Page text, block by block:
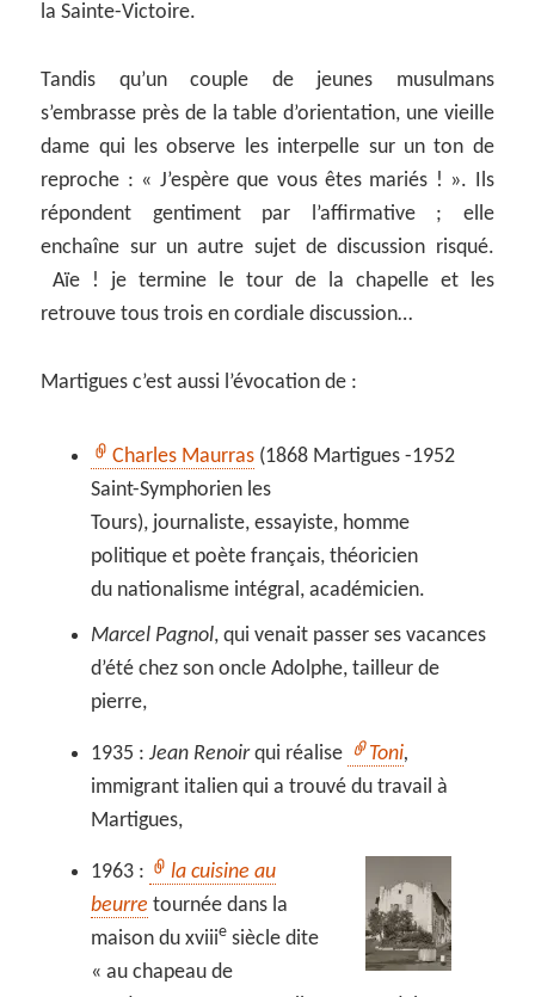
la Sainte-Victoire.
Tandis qu’un couple de jeunes musulmans
s’embrasse près de la table d’orientation, une vieille
dame qui les observe les interpelle sur un ton de
reproche : « J’espère que vous êtes mariés ! ». Ils
répondent gentiment par l’affirmative ; elle
enchaîne sur un autre sujet de discussion risqué.
Aïe ! je termine le tour de la chapelle et les
retrouve tous trois en cordiale discussion…
Martigues c’est aussi l’évocation de :
Charles Maurras (1868 Martigues -1952
Saint-Symphorien les
Tours), journaliste, essayiste, homme
politique et poète français, théoricien
du nationalisme intégral, académicien.
Marcel Pagnol, qui venait passer ses vacances
d’été chez son oncle Adolphe, tailleur de
pierre,
1935 :Jean Renoirqui réalise Toni,
immigrant italien qui a trouvé du travail à
Martigues,
1963 :
la cuisine au
beurre tournée dans la
maison du xviiie siècle dite
« au chapeau de